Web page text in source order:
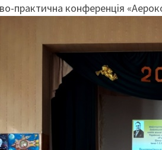
практична конференція